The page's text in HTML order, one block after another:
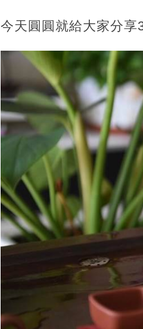
今天圓圓就給大家分享